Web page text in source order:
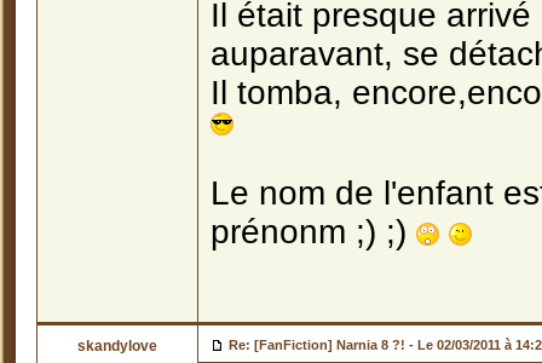
Il était presque
auparavant, se
Il tomba,
Le nom de l'enfant
prénonm ;) ;)
skandylove Re: [FanFiction] Narnia 8 ?! - Le 02/03/2011 à